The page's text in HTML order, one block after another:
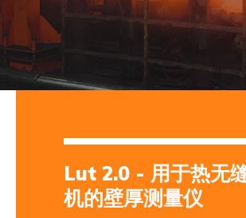
Lut 2.0 - 用于热无
机的壁厚测量仪